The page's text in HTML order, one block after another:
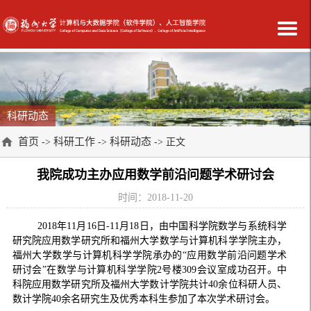
科研动态
首页 -> 科研工作 -> 科研动态 -> 正文
我院成功主办应用数学前沿问题学术研讨会
时间：2018-11-20
2018年11 月 16日-11 月 18 日，由中国科学院数学与系统科学
研究院应用数学研究所和福州大学数学与计算机科学学院主办，
福州大学数学与计算机科学学院承办的“应用数学前沿问题学术
研讨会”在数学与计算机科学学院2号楼309会议室成功召开。中
科院应用数学研究所及福州大学数计学院共计40余位科研人员、
数计学院40余名研究生及优秀本科生参加了本次学术研讨会。